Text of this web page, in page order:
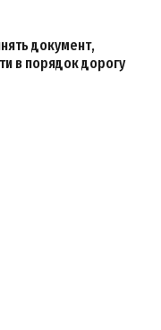
документ,
в порядок дорогу